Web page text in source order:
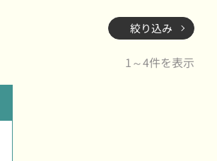
絞り込み
1～4件を表示